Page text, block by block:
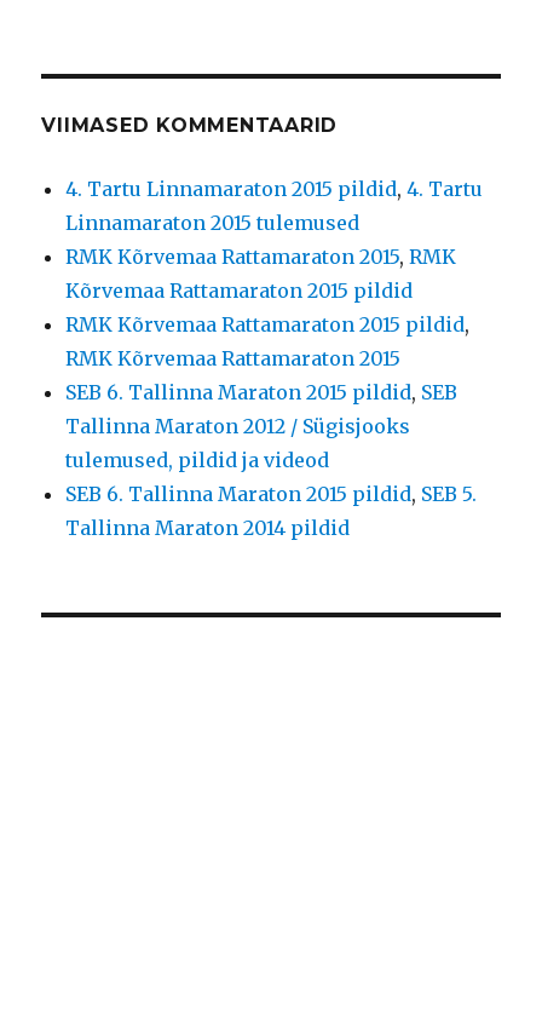
VIIMASED KOMMENTAARID
4. Tartu Linnamaraton 2015 pildid,4. Tartu
Linnamaraton 2015 tulemused
RMK Kõrvemaa Rattamaraton 2015,RMK
Kõrvemaa Rattamaraton 2015 pildid
RMK Kõrvemaa Rattamaraton 2015 pildid,
RMK Kõrvemaa Rattamaraton 2015
SEB 6. Tallinna Maraton 2015 pildid, SEB
Tallinna Maraton 2012 / Sügisjooks
tulemused, pildid ja videod
SEB 6. Tallinna Maraton 2015 pildid, SEB 5.
Tallinna Maraton 2014 pildid